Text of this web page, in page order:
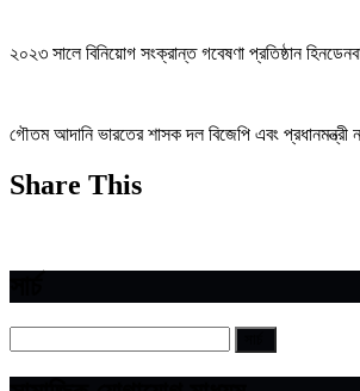
২০২৩ সালে বিনিয়োগ সংক্রান্ত গবেষণা প্রতিষ্ঠান
গৌতম আদানি ভারতের শাসক দল বিজেপি এবং
Share This